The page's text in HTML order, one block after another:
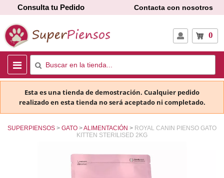
Consulta tu Pedido Contacta con nosotros
0
Esta es una tienda de demostración. Cualquier pedido
realizado en esta tienda no será aceptado ni completado.
SUPERPIENSOS GATO ALIMENTACIÓN
ROYAL CANIN PIENSO GATO
KITTEN STERILISED 2KG